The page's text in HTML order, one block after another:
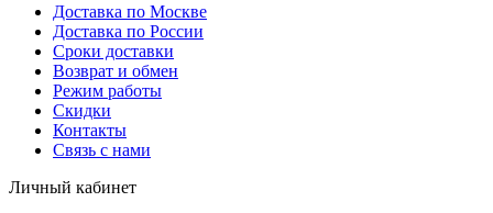
Доставка по Москве
Доставка по России
Сроки доставки
Возврат и обмен
Режим работы
Скидки
Контакты
Связь с нами
Личный кабинет